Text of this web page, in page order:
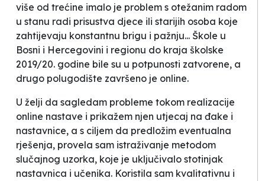
više od trećine imalo je problem s otežanim radom
u stanu radi prisustva djece ili starijih osoba koje
zahtijevaju konstantnu brigu i pažnju... Škole u
Bosni i Hercegovini i regionu do kraja školske
2019/20. godine bile su u potpunosti zatvorene, a
drugo polugodište završeno je online.
U želji da sagledam probleme tokom realizacije
online nastave i prikažem njen utjecaj na đake i
nastavnice, a s ciljem da predložim eventualna
rješenja, provela sam istraživanje metodom
slučajnog uzorka, koje je uključivalo stotinjak
nastavnica i učenika. Koristila sam kvalitativnu i